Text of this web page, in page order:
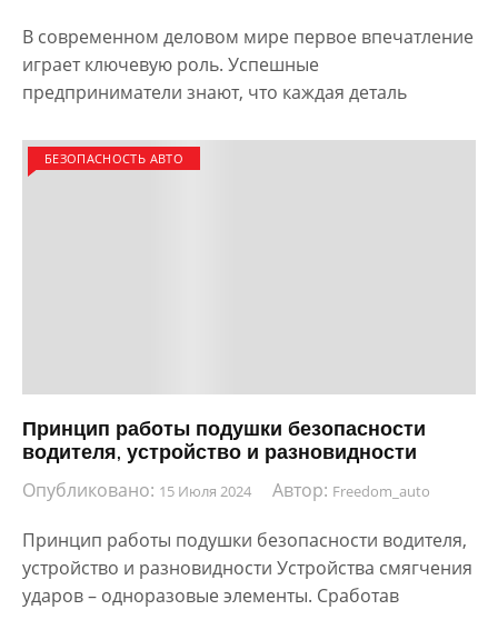
В современном деловом мире первое впечатление
играет ключевую роль. Успешные
предприниматели знают, что каждая деталь
БЕЗОПАСНОСТЬ АВТО
Принцип работы подушки безопасности
водителя, устройство и разновидности
Опубликовано: 15 Июля 2024 Автор: Freedom_auto
Принцип работы подушки безопасности водителя,
устройство и разновидности Устройства смягчения
ударов – одноразовые элементы. Сработав